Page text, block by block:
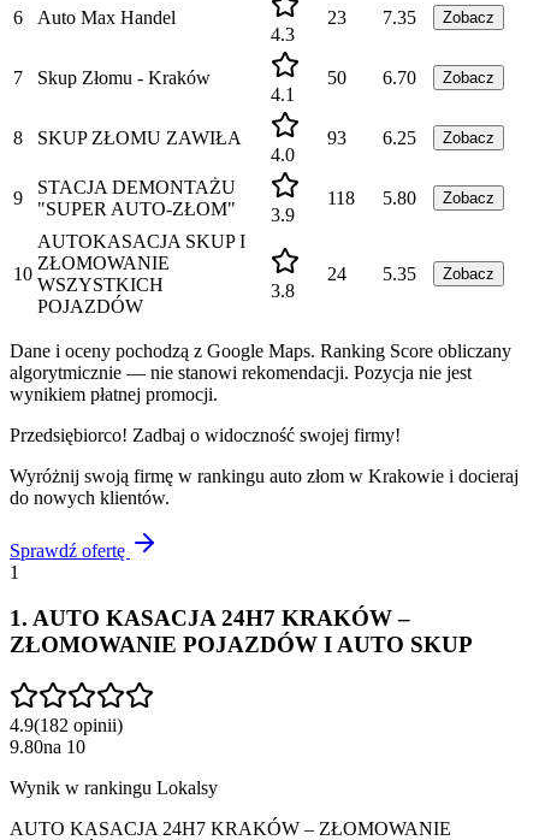
6
Auto Max Handel
4.3
23 7.35 Zobacz
7
Skup Złomu - Kraków
4.1
50 6.70 Zobacz
8
SKUP ZŁOMU ZAWIŁA
4.0
93 6.25 Zobacz
9
STACJA DEMONTAŻU
"SUPER AUTO-ZŁOM"
3.9
118 5.80 Zobacz
10
AUTOKASACJA SKUP I
ZŁOMOWANIE
WSZYSTKICH
POJAZDÓW
3.8
24 5.35 Zobacz
Dane i oceny pochodzą z Google Maps. Ranking Score obliczany
algorytmicznie — nie stanowi rekomendacji. Pozycja nie jest
wynikiem płatnej promocji.
Przedsiębiorco! Zadbaj o widoczność swojej firmy!
Wyróżnij swoją firmę w rankingu auto złom w Krakowie i docieraj
do nowych klientów.
Sprawdź ofertę
1
1. AUTO KASACJA 24H7 KRAKÓW –
ZŁOMOWANIE POJAZDÓW I AUTO SKUP
4.9(182 opinii)
9.80na 10
Wynik w rankingu Lokalsy
AUTO KASACJA 24H7 KRAKÓW – ZŁOMOWANIE